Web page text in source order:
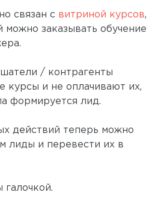
связан с витриной курсов,
заказывать обучение
/ контрагенты
курсы и не оплачивают их,
формируется лид.
действий теперь можно
лиды и перевести их в